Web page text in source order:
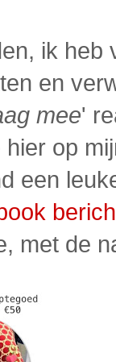
ik heb
en
mee'
op
een
met de